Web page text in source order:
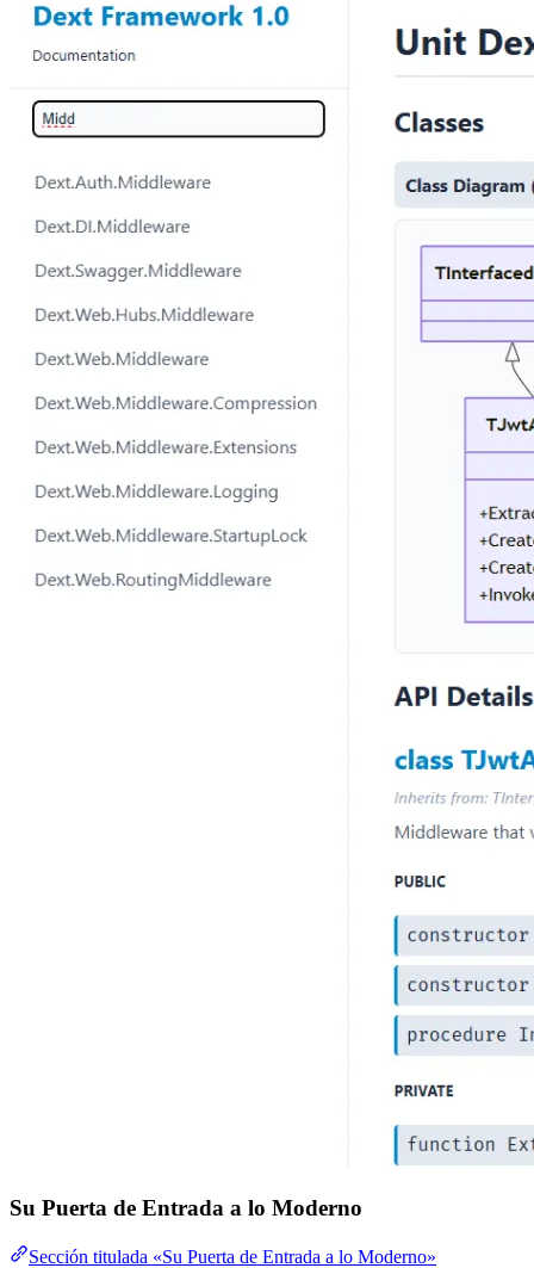
Su Puerta de Entrada a lo Moderno
Sección titulada «Su Puerta de Entrada a lo Moderno»